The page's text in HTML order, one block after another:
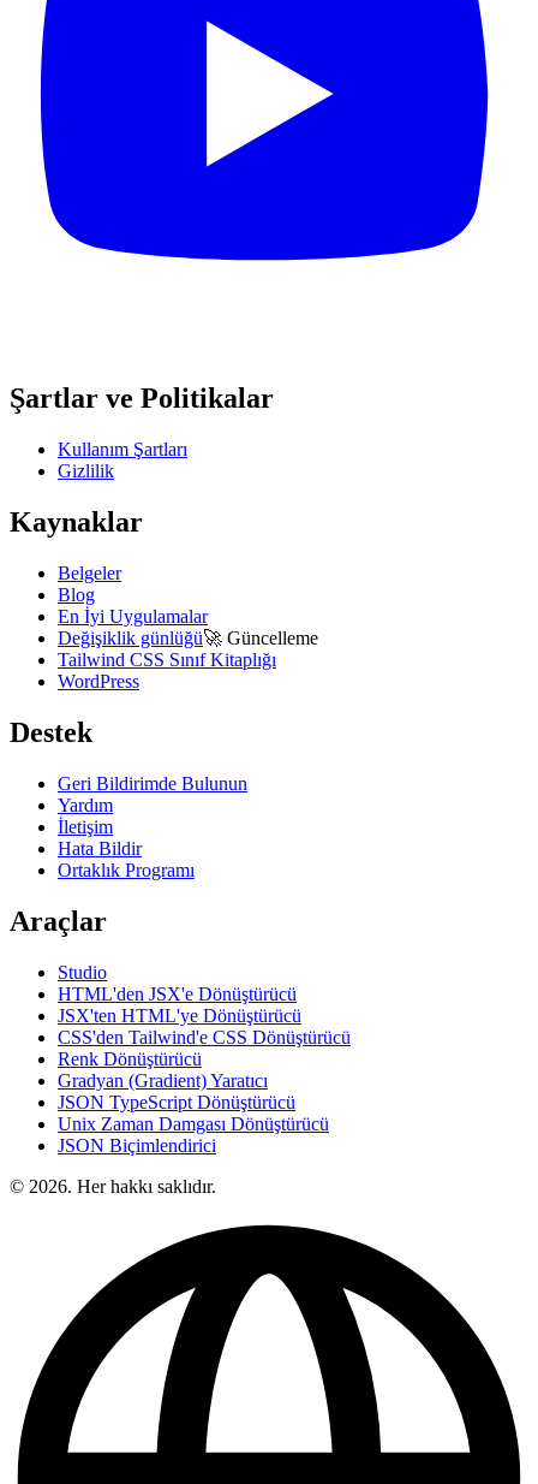
Şartlar ve Politikalar
Kullanım Şartları
Gizlilik
Kaynaklar
Belgeler
Blog
En İyi Uygulamalar
Değişiklik günlüğü🚀 Güncelleme
Tailwind CSS Sınıf Kitaplığı
WordPress
Destek
Geri Bildirimde Bulunun
Yardım
İletişim
Hata Bildir
Ortaklık Programı
Araçlar
Studio
HTML'den JSX'e Dönüştürücü
JSX'ten HTML'ye Dönüştürücü
CSS'den Tailwind'e CSS Dönüştürücü
Renk Dönüştürücü
Gradyan (Gradient) Yaratıcı
JSON TypeScript Dönüştürücü
Unix Zaman Damgası Dönüştürücü
JSON Biçimlendirici
© 2026. Her hakkı saklıdır.